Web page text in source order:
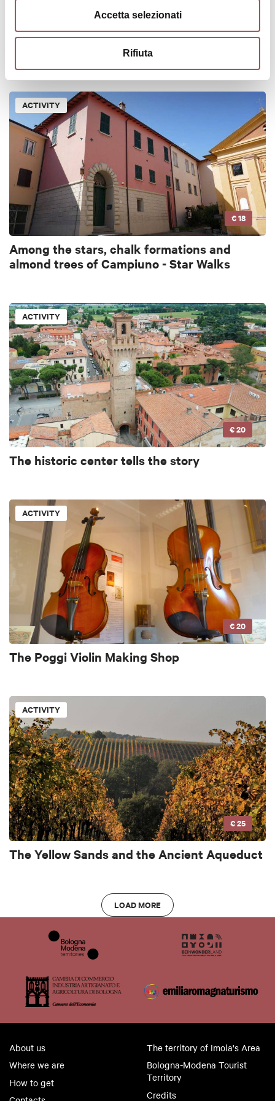
Accetta selezionati
Rifiuta
The Monumental Yew Tree
ACTIVITY
€ 18
Among the stars, chalk formations and
almond trees of Campiuno - Star Walks
ACTIVITY
€ 20
The historic center tells the story
ACTIVITY
€ 20
The Poggi Violin Making Shop
ACTIVITY
€ 25
The Yellow Sands and the Ancient Aqueduct
LOAD MORE
About us
Where we are
How to get
The territory of Imola's Area
Bologna-Modena Tourist
Territory
Credits